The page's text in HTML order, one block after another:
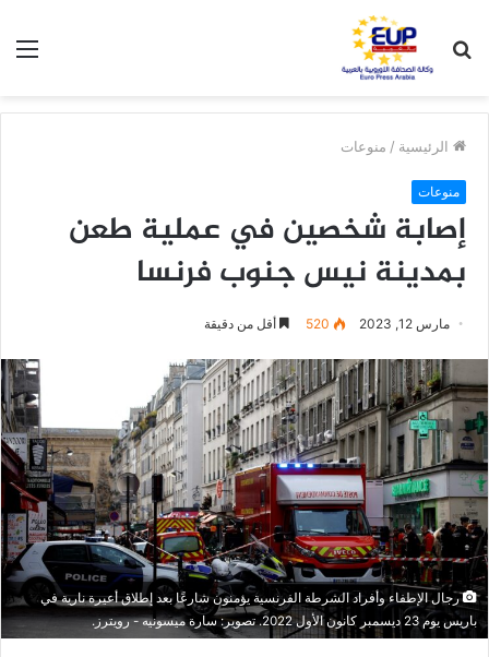
عن
الرئيسية / منوعات
منوعات
إصابة شخصين في عملية طعن
بمدينة نيس جنوب فرنسا
مارس 12, 2023 520 أقل من دقيقة
رجال الإطفاء وأفراد الشرطة الفرنسية يؤمنون شارعًا بعد إطلاق أعيرة نارية في
باريس يوم 23 ديسمبر كانون الأول 2022. تصوير: سارة ميسونيه - رويترز.